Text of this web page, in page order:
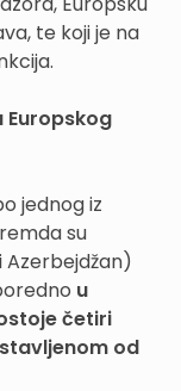
te koji je na
Europskog
jednog iz
su
Azerbejdžan)
u
četiri
od